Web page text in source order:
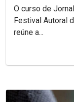
O curso de
Festival Autoral
reúne a...